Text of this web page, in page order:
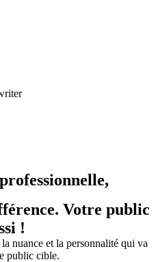
Votre public
!
nuance et la personnalité qui va
public cible.